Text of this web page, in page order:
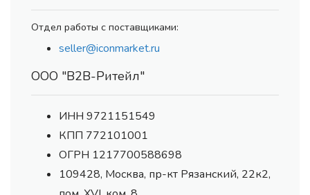
Отдел работы с поставщиками:
seller@iconmarket.ru
ООО "В2В-Ритейл"
ИНН 9721151549
КПП 772101001
ОГРН 1217700588698
109428, Москва, пр-кт Рязанский, 22к2,